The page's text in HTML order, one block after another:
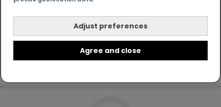
Adjust preferences
Agree and close